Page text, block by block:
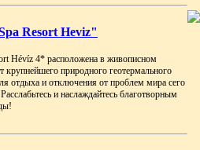
Resort Heviz"
Hévíz 4* расположена в живописном
природного геотермального
отдыха и отключения от проблем мира сего
и наслаждайтесь благотворным